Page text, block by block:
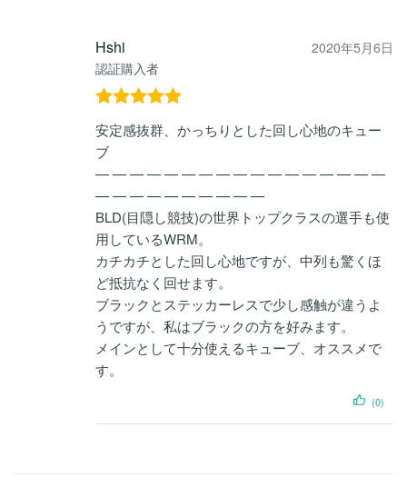
Hshi
認証購入者
2020年5月6日
評価
安定感抜群、かっちりとした回し心地のキュー
ブ
— — — — — — — — — — — — — — — — —
— — — — — — — — — —
BLD(目隠し競技)の世界トップクラスの選手も使
用しているWRM。
カチカチとした回し心地ですが、中列も驚くほ
ど抵抗なく回せます。
ブラックとステッカーレスで少し感触が違うよ
うですが、私はブラックの方を好みます。
メインとして十分使えるキューブ、オススメで
す。
(0)